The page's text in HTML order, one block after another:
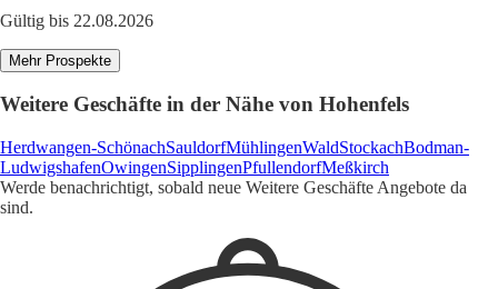
Gültig bis 22.08.2026
Mehr Prospekte
Weitere Geschäfte in der Nähe von Hohenfels
Herdwangen-SchönachSauldorfMühlingenWaldStockachBodman-
LudwigshafenOwingenSipplingenPfullendorfMeßkirch
Werde benachrichtigt, sobald neue Weitere Geschäfte Angebote da
sind.